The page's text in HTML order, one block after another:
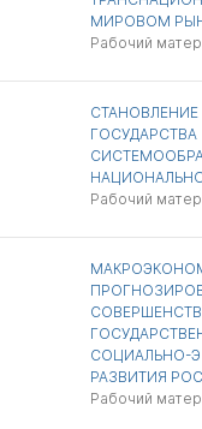
МИРОВОМ
Рабочий
СТАНОВЛЕНИЕ
ГОСУДАРСТВА
Рабочий
СОЦИАЛЬНО-
РАЗВИТИЯ
Рабочий